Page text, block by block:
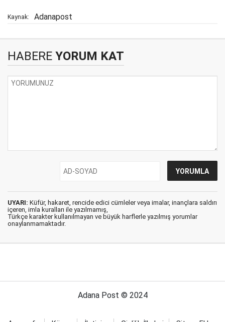
Kaynak: Adanapost
HABERE YORUM KAT
UYARI: Küfür, hakaret, rencide edici cümleler veya imalar, inançlara saldırı
içeren, imla kuralları ile yazılmamış,
Türkçe karakter kullanılmayan ve büyük harflerle yazılmış yorumlar
onaylanmamaktadır.
Adana Post © 2024